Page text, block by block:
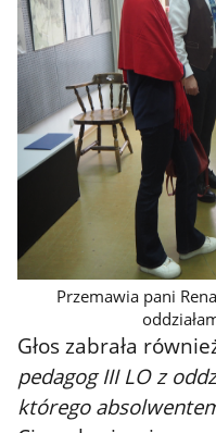
Przemawia pani
Głos zabrała
pedagog III LO z
którego